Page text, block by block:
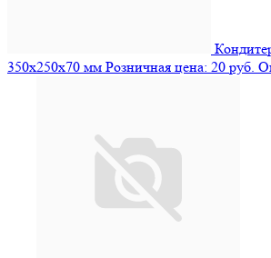
350х250х70 мм Розничная цена: 20 руб.